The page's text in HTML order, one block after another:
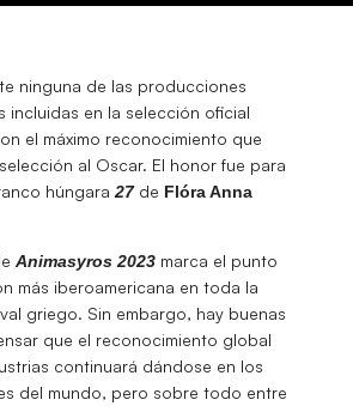
ninguna de las producciones
incluidas en la selección oficial
el máximo reconocimiento que
al Oscar. El honor fue para
húngara 27de Flóra Anna
Animasyros 2023 marca el punto
más iberoamericana en toda la
griego. Sin embargo, hay buenas
que el reconocimiento global
continuará dándose en los
del mundo, pero sobre todo entre